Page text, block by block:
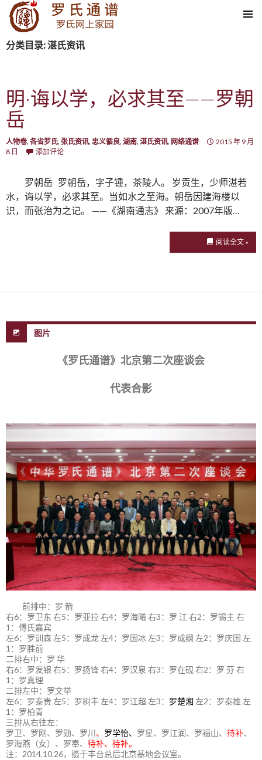
SKIP TO CONTENT
分类目录: 湛氏资讯
明·诲以学，必求其至——罗朝
岳
人物卷, 各省罗氏, 张氏资讯, 忠义循良, 湖南, 湛氏资讯, 网络通谱
2015 年 9 月
8 日
添加评论
罗朝岳 罗朝岳，字子锺，茶陵人。 岁贡生，少师湛若
水，诲以学，必求其至。当如水之至海。朝岳因建海楼以
识，而张治为之记。 ——《湖南通志》 来源：2007年版…
阅读全文 »
图片
《罗氏通谱》北京第二次座谈会
代表合影
前排中：罗 箭
右6：罗卫东 右5：罗亚拉 右4：罗海曦 右3：罗 江 右2：罗锡主 右
1：傅氏嘉宾
左6：罗训森 左5：罗成龙 左4：罗国冰 左3：罗成纲 左2：罗庆国 左
1：罗胜前
二排右中：罗 华
右6：罗发银 右5：罗扬锋 右4：罗汉泉 右3：罗在砚 右2：罗 芬 右
1：罗真理
二排左中：罗文举
左6：罗泰贵 左5：罗树丰 左4：罗江超 左3： 罗楚湘 左2：罗泰雄 左
1：罗柏青
三排从右往左：
罗卫、罗刚、罗勋、罗川 、 罗学怡、 罗星、罗江润、罗福山、 待补、
罗海燕（女）、罗奉、 待补、待补。
注：2014.10.26，摄于丰台总后北京基地会议室。